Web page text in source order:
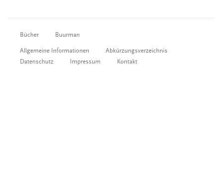
Bücher Buurman
Allgemeine Informationen
Abkürzungsverzeichnis
Datenschutz
Impressum Kontakt